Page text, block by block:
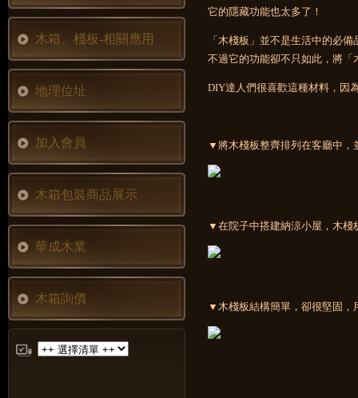
木箱、棧板-相關應用
地理位址
加入會員
木箱包裝商品展示
華成木業
木箱詢價
它的隱藏功能也太多了！
「木棧板」並不是生活中的必
不過它的功能卻不只如此，將
DIY達人們很喜歡這種材料，因
▼將木棧板整齊排列在客廳中，
▼在院子中搭建納涼小屋，木棧
▼木棧板結構簡單，卻很堅固，